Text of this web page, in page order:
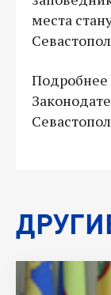
места
Подробнее